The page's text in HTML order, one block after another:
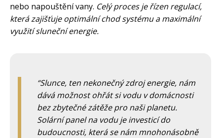
nebo napouštění vany. Celý proces je řízen regulací,
která zajišťuje optimální chod systému a maximální
využití sluneční energie.
Slunce, ten nekonečný zdroj energie, nám
dává možnost ohřát si vodu v domácnosti
bez zbytečné zátěže pro naši planetu.
Solární panel na vodu je investicí do
budoucnosti, která se nám mnohonásobně